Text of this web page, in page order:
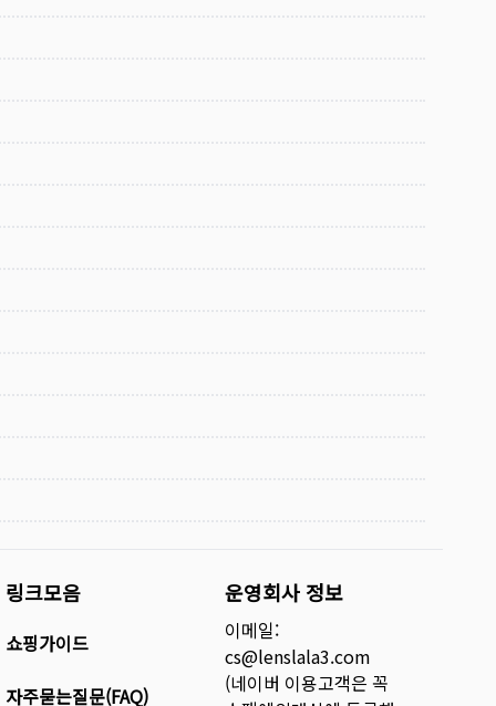
링크모음
쇼핑가이드
자주묻는질문(FAQ)
운영회사 정보
이메일:
cs@lenslala3.com
(네이버 이용고객은 꼭